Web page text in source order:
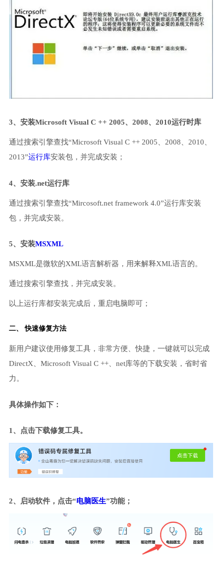
3、安装Microsoft Visual C ++ 2005、2008、2010运行时库
通过搜索引擎查找“Microsoft Visual C ++ 2005、2008、2010、
2013”运行库安装包，并完成安装；
4、安装.net运行库
通过搜索引擎查找“Mircosoft.net framework 4.0”运行库安装
包，并完成安装。
5、安装MSXML
MSXML是微软的XML语言解析器，用来解释XML语言的。
通过搜索引擎查找，并完成安装。
以上运行库都安装完成后，重启电脑即可；
二、 快速修复方法
新用户建议使用修复工具，非常方便、快捷，一键就可以完成
DirectX、Microsoft Visual C ++、net库等的下载安装，省时省
力。
具体操作如下：
1、点击下载修复工具。
2、启动软件，点击“电脑医生”功能；